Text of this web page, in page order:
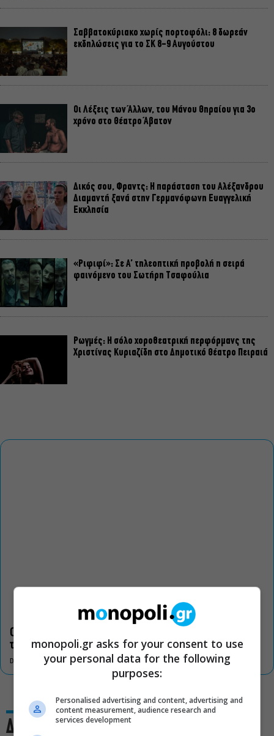
Σαββατοκύριακο χωρίς πορτοφόλι: 8 δωρεάν
εκδηλώσεις για το ΣΚ 8-9 Αυγούστου
Οι Λέξεις των Άλλων, του Μάνου Θηραίου για 3ο
χρόνο στο Θέατρο Άβατον
Δικός σου, Φραντς: Η παράσταση του Αλέξανδρου
Διαμαντή ξανά στην Γερμανόφωνη Ευαγγελική
Εκκλησία
«Ριφιφί»: Σε Α’ τηλεοπτική προβολή η σειρά
φαινόμενο του Σωτήρη Τσαφούλια
Ρωγμές: Η σόλο χοροθεατρική περφόρμανς της
Χριστίνας Κυριαζίδη στο Δημοτικό Θέατρο Πειραιά
Οι «Τρωάδες» στην Επίδαυρο αλλάζουν την αντίληψη για
τον πολιτισμό
DON'T MISS
Δες και αυτό
monopoli.gr asks for your consent to use
your personal data for the following
purposes:
Personalised advertising and content, advertising and
content measurement, audience research and
services development